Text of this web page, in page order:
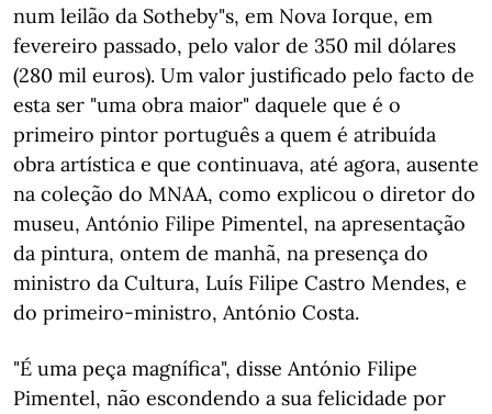
num leilão da Sotheby"s, em Nova Iorque, em
fevereiro passado, pelo valor de 350 mil dólares
(280 mil euros). Um valor justificado pelo facto de
esta ser "uma obra maior" daquele que é o
primeiro pintor português a quem é atribuída
obra artística e que continuava, até agora, ausente
na coleção do MNAA, como explicou o diretor do
museu, António Filipe Pimentel, na apresentação
da pintura, ontem de manhã, na presença do
ministro da Cultura, Luís Filipe Castro Mendes, e
do primeiro-ministro, António Costa.
"É uma peça magnífica", disse António Filipe
Pimentel, não escondendo a sua felicidade por